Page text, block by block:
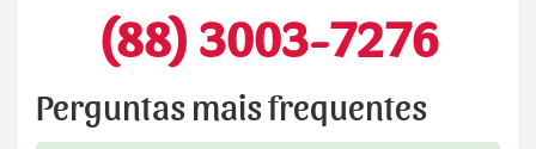
(88) 3003-7276
Perguntas mais frequentes